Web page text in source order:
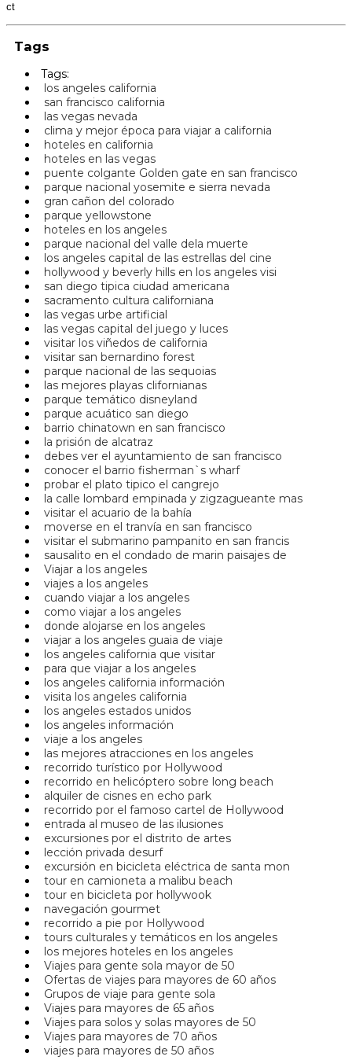
ct
Tags
Tags:
los angeles california
san francisco california
las vegas nevada
clima y mejor época para viajar a california
hoteles en california
hoteles en las vegas
puente colgante Golden gate en san francisco
parque nacional yosemite e sierra nevada
gran cañon del colorado
parque yellowstone
hoteles en los angeles
parque nacional del valle dela muerte
los angeles capital de las estrellas del cine
hollywood y beverly hills en los angeles visi
san diego tipica ciudad americana
sacramento cultura californiana
las vegas urbe artificial
las vegas capital del juego y luces
visitar los viñedos de california
visitar san bernardino forest
parque nacional de las sequoias
las mejores playas clifornianas
parque temático disneyland
parque acuático san diego
barrio chinatown en san francisco
la prisión de alcatraz
debes ver el ayuntamiento de san francisco
conocer el barrio fisherman`s wharf
probar el plato tipico el cangrejo
la calle lombard empinada y zigzagueante mas
visitar el acuario de la bahía
moverse en el tranvía en san francisco
visitar el submarino pampanito en san francis
sausalito en el condado de marin paisajes de
Viajar a los angeles
viajes a los angeles
cuando viajar a los angeles
como viajar a los angeles
donde alojarse en los angeles
viajar a los angeles guaia de viaje
los angeles california que visitar
para que viajar a los angeles
los angeles california información
visita los angeles california
los angeles estados unidos
los angeles información
viaje a los angeles
las mejores atracciones en los angeles
recorrido turístico por Hollywood
recorrido en helicóptero sobre long beach
alquiler de cisnes en echo park
recorrido por el famoso cartel de Hollywood
entrada al museo de las ilusiones
excursiones por el distrito de artes
lección privada desurf
excursión en bicicleta eléctrica de santa mon
tour en camioneta a malibu beach
tour en bicicleta por hollywook
navegación gourmet
recorrido a pie por Hollywood
tours culturales y temáticos en los angeles
los mejores hoteles en los angeles
Viajes para gente sola mayor de 50
Ofertas de viajes para mayores de 60 años
Grupos de viaje para gente sola
Viajes para mayores de 65 años
Viajes para solos y solas mayores de 50
Viajes para mayores de 70 años
viajes para mayores de 50 años